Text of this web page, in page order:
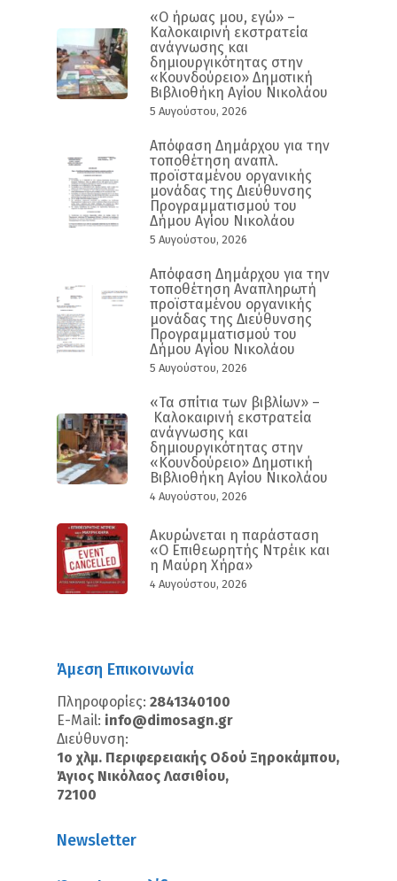
«Ο ήρωας μου, εγώ» –
Καλοκαιρινή εκστρατεία
ανάγνωσης και
δημιουργικότητας στην
«Κουνδούρειο» Δημοτική
Βιβλιοθήκη Αγίου Νικολάου
5 Αυγούστου, 2026
Απόφαση Δημάρχου για την
τοποθέτηση αναπλ.
προϊσταμένου οργανικής
μονάδας της Διεύθυνσης
Προγραμματισμού του
Δήμου Αγίου Νικολάου
5 Αυγούστου, 2026
Απόφαση Δημάρχου για την
τοποθέτηση Αναπληρωτή
προϊσταμένου οργανικής
μονάδας της Διεύθυνσης
Προγραμματισμού του
Δήμου Αγίου Νικολάου
5 Αυγούστου, 2026
«Τα σπίτια των βιβλίων» –
Καλοκαιρινή εκστρατεία
ανάγνωσης και
δημιουργικότητας στην
«Κουνδούρειο» Δημοτική
Βιβλιοθήκη Αγίου Νικολάου
4 Αυγούστου, 2026
Ακυρώνεται η παράσταση
«Ο Επιθεωρητής Ντρέικ και
η Μαύρη Χήρα»
4 Αυγούστου, 2026
Άμεση Επικοινωνία
Πληροφορίες: 2841340100
E-Mail: info@dimosagn.gr
Διεύθυνση:
1ο χλμ. Περιφερειακής Οδού Ξηροκάμπου,
Άγιος Νικόλαος Λασιθίου,
72100
Newsletter